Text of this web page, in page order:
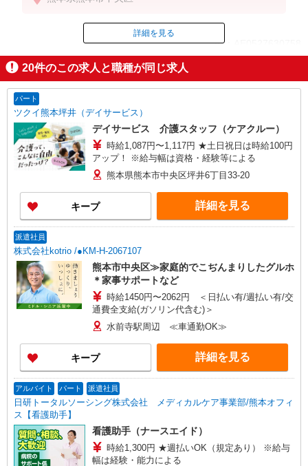
ID：AE0527630758
掲載期間終了
詳細を見る
20件のこの求人と職種が同じ求人
パート
ツクイ熊本坪井（デイサービス）
デイサービス 介護スタッフ（ケアクルー）
時給1,087円〜1,117円 ★土日祝日は時給100円
アップ！ ※給与幅は資格・経験等による
熊本県熊本市中央区坪井6丁目33-20
キープ 詳細を見る
派遣社員
株式会社kotrio /●KM-H-2067107
熊本市中央区≫家庭的でこぢんまりしたグルホ
＊家事サポートなど
時給1450円〜2062円 ＜日払い有/週払い有/交
通費全支給(ガソリン代含む)＞
水前寺駅周辺 ≪車通勤OK≫
キープ 詳細を見る
アルバイト パート 派遣社員
日研トータルソーシング株式会社 メディカルケア事業部/熊本オフィ
ス【看護助手】
看護助手（ナースエイド）
時給1,300円 ★週払いOK（規定あり） ※給与
幅は経験・能力による